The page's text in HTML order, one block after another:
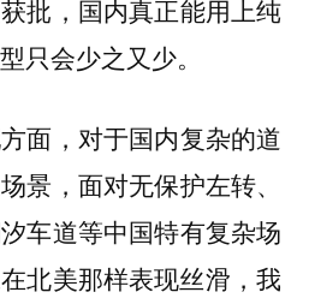
批， 国内真正能用上纯
只会少之又少。
面，对于国内复杂的道
景，面对无保护左转、
车道等中国特有复杂场
北美那样表现丝滑，我